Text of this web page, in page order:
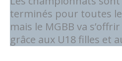
terminés pour toutes
mais le MGBB va
grâce aux U18 filles et